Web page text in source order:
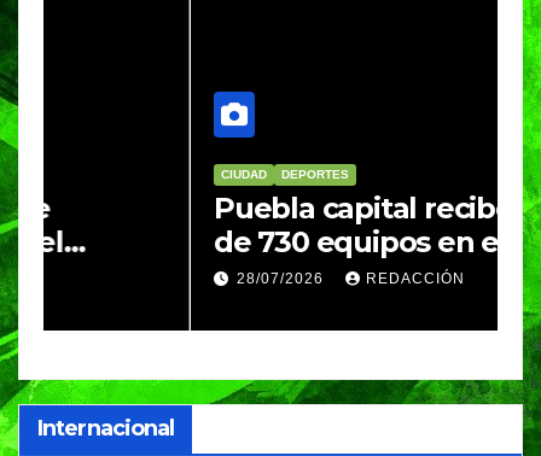
Puebla capital recibe a más
de 730 equipos en el
Festival Máster de Voleibol
REDACCIÓN
Internacional